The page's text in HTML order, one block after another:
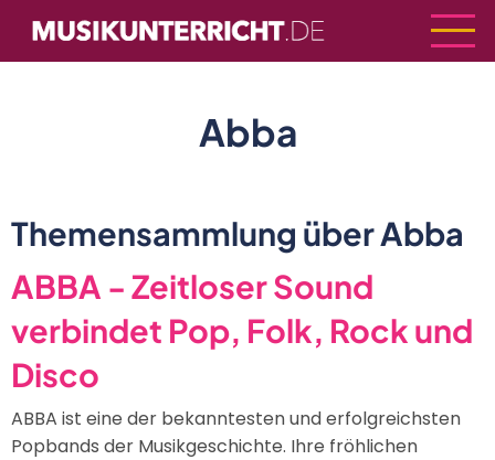
zum
Inhalt
Abba
Themensammlung über Abba
ABBA - Zeitloser Sound
verbindet Pop, Folk, Rock und
Disco
ABBA ist eine der bekanntesten und erfolgreichsten
Popbands der Musikgeschichte. Ihre fröhlichen